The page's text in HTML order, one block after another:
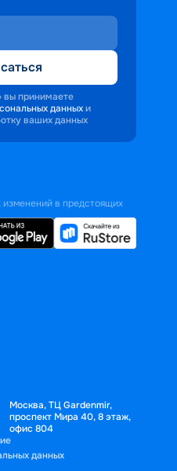
вы принимаете
данных и
ваших данных
в предстоящих
Москва, ТЦ Gardenmir,
проспект Мира 40, 8 этаж,
офис 804
данных